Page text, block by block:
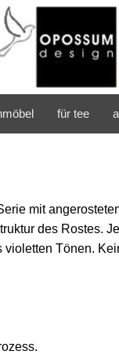
für tee
mit
des Rostes.
Tönen.